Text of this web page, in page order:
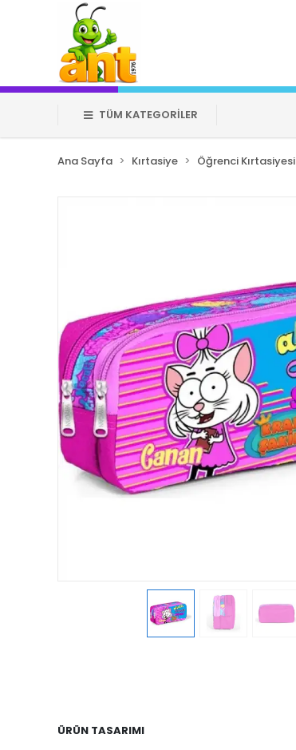
TÜM KATEGORİLER
Ana Sayfa Kırtasiye Öğrenci Kırtasiyesi
ÜRÜN TASARIMI